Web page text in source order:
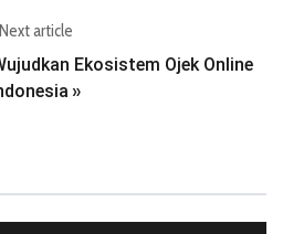
Next article
Ekosistem Ojek Online
»